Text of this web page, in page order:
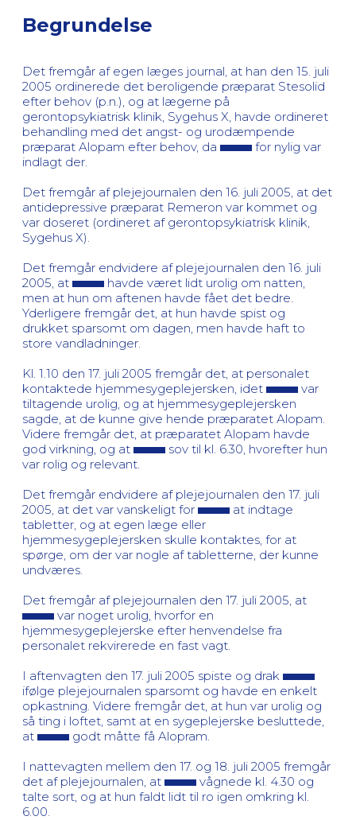
Begrundelse
Det fremgår af egen læges journal, at han den 15. juli
2005 ordinerede det beroligende præparat Stesolid
efter behov (p.n.), og at lægerne på
gerontopsykiatrisk klinik, Sygehus X, havde ordineret
behandling med det angst- og urodæmpende
præparat Alopam efter behov, da
for nylig var
indlagt der.
Det fremgår af plejejournalen den 16. juli 2005, at det
antidepressive præparat Remeron var kommet og
var doseret (ordineret af gerontopsykiatrisk klinik,
Sygehus X).
Det fremgår endvidere af plejejournalen den 16. juli
2005, at
havde været lidt urolig om natten,
men at hun om aftenen havde fået det bedre.
Yderligere fremgår det, at hun havde spist og
drukket sparsomt om dagen, men havde haft to
store vandladninger.
Kl. 1.10 den 17. juli 2005 fremgår det, at personalet
kontaktede hjemmesygeplejersken, idet
var
tiltagende urolig, og at hjemmesygeplejersken
sagde, at de kunne give hende præparatet Alopam.
Videre fremgår det, at præparatet Alopam havde
god virkning, og at
sov til kl. 6.30, hvorefter hun
var rolig og relevant.
Det fremgår endvidere af plejejournalen den 17. juli
2005, at det var vanskeligt for
at indtage
tabletter, og at egen læge eller
hjemmesygeplejersken skulle kontaktes, for at
spørge, om der var nogle af tabletterne, der kunne
undværes.
Det fremgår af plejejournalen den 17. juli 2005, at
var noget urolig, hvorfor en
hjemmesygeplejerske efter henvendelse fra
personalet rekvirerede en fast vagt.
I aftenvagten den 17. juli 2005 spiste og drak
ifølge plejejournalen sparsomt og havde en enkelt
opkastning. Videre fremgår det, at hun var urolig og
så ting i loftet, samt at en sygeplejerske besluttede,
at
godt måtte få Alopram.
I nattevagten mellem den 17. og 18. juli 2005 fremgår
det af plejejournalen, at
vågnede kl. 4.30 og
talte sort, og at hun faldt lidt til ro igen omkring kl.
6.00.